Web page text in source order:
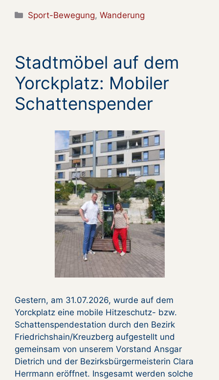
Kategorien
Sport-Bewegung,Wanderung
Stadtmöbel auf dem
Yorckplatz: Mobiler
Schattenspender
Gestern, am 31.07.2026, wurde auf dem
Yorckplatz eine mobile Hitzeschutz- bzw.
Schattenspendestation durch den Bezirk
Friedrichshain/Kreuzberg aufgestellt und
gemeinsam von unserem Vorstand Ansgar
Dietrich und der Bezirksbürgermeisterin Clara
Herrmann eröffnet. Insgesamt werden solche